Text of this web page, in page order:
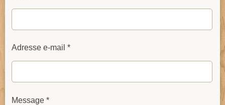
Adresse e-mail *
Message *